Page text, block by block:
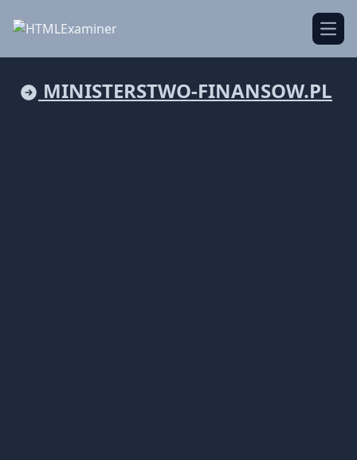
MINISTERSTWO-FINANSOW.PL